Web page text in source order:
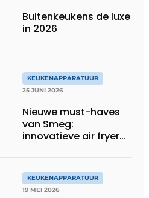
Buitenkeukens de luxe
in 2026
KEUKENAPPARATUUR
25 JUNI 2026
Nieuwe must-haves
van Smeg:
innovatieve air fryer
KEUKENAPPARATUUR
19 MEI 2026